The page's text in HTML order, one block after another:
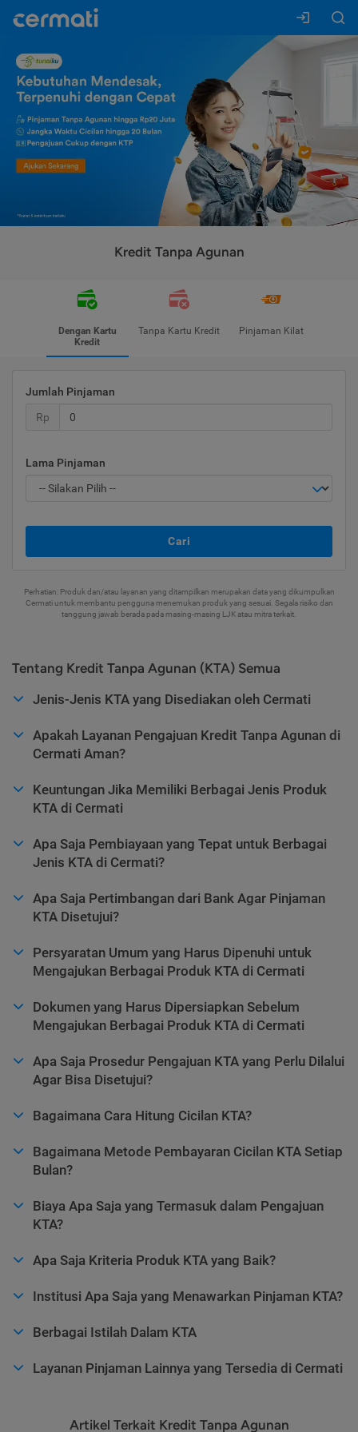
Kredit Tanpa Agunan
Dengan Kartu
Kredit
Tanpa Kartu Kredit Pinjaman Kilat
Jumlah Pinjaman
Rp
Lama Pinjaman
Cari
Perhatian: Produk dan/atau layanan yang ditampilkan merupakan data yang dikumpulkan
Cermati untuk membantu pengguna menemukan produk yang sesuai. Segala risiko dan
tanggung jawab berada pada masing-masing LJK atau mitra terkait.
Tentang Kredit Tanpa Agunan (KTA) Semua
Jenis-Jenis KTA yang Disediakan oleh Cermati
Apakah Layanan Pengajuan Kredit Tanpa Agunan di
Cermati Aman?
Keuntungan Jika Memiliki Berbagai Jenis Produk
KTA di Cermati
Apa Saja Pembiayaan yang Tepat untuk Berbagai
Jenis KTA di Cermati?
Apa Saja Pertimbangan dari Bank Agar Pinjaman
KTA Disetujui?
Persyaratan Umum yang Harus Dipenuhi untuk
Mengajukan Berbagai Produk KTA di Cermati
Dokumen yang Harus Dipersiapkan Sebelum
Mengajukan Berbagai Produk KTA di Cermati
Apa Saja Prosedur Pengajuan KTA yang Perlu Dilalui
Agar Bisa Disetujui?
Bagaimana Cara Hitung Cicilan KTA?
Bagaimana Metode Pembayaran Cicilan KTA Setiap
Bulan?
Biaya Apa Saja yang Termasuk dalam Pengajuan
KTA?
Apa Saja Kriteria Produk KTA yang Baik?
Institusi Apa Saja yang Menawarkan Pinjaman KTA?
Berbagai Istilah Dalam KTA
Layanan Pinjaman Lainnya yang Tersedia di Cermati
Artikel Terkait Kredit Tanpa Agunan